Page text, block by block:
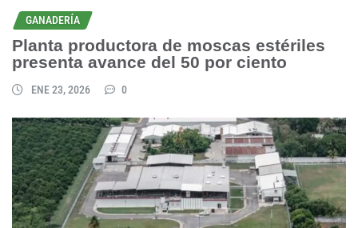
GANADERÍA
Planta productora de moscas estériles
presenta avance del 50 por ciento
ENE 23, 2026 0